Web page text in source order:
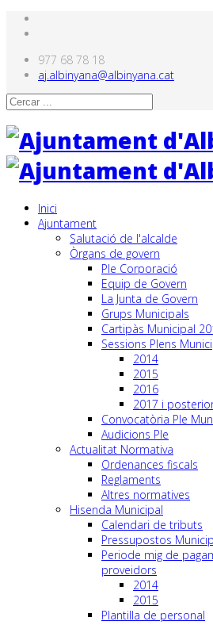
977 68 78 18
aj.albinyana@albinyana.cat
Inici
Ajuntament
Salutació de l'alcalde
Òrgans de govern
Ple Corporació
Equip de Govern
La Junta de Govern
Grups Municipals
Cartipàs Municipal
Sessions Plens
2014
2015
2016
2017 i
Convocatòria Ple
Audicions Ple
Actualitat Normativa
Ordenances fiscals
Reglaments
Altres normatives
Hisenda Municipal
Calendari de tributs
Pressupostos
Periode mig de
proveidors
2014
2015
Plantilla de personal